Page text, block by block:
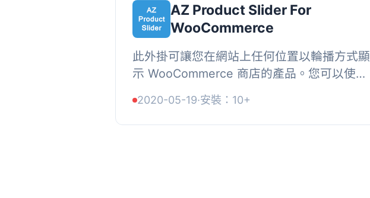
AZ Product Slider For
WooCommerce
此外掛可讓您在網站上任何位置以輪播方式顯
示 WooCommerce 商店的產品。您可以使用
您可以在此處查看輪播/購物車演...
2020-05-19·安裝：10+